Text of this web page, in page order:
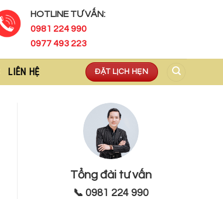
HOTLINE TƯ VẤN:
0981 224 990
0977 493 223
LIÊN HỆ ĐẶT LỊCH HẸN
Tổng đài tư vấn
📞 0981 224 990